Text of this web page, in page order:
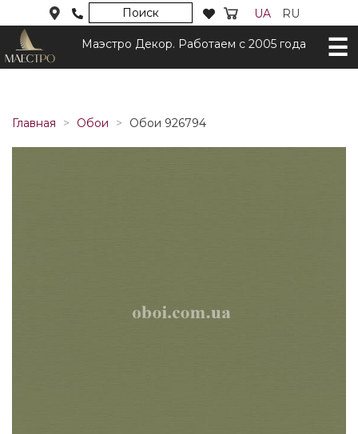
Поиск UA RU
Маэстро Декор. Работаем с 2005 года
Главная Обои Обои 926794